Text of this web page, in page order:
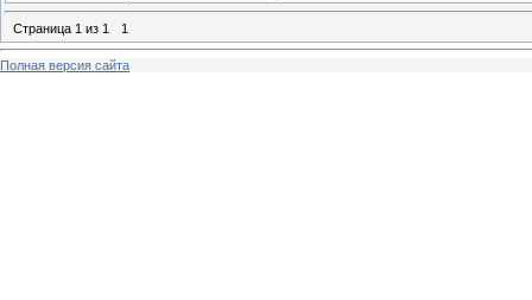
Страница 1 из 1 1
Полная версия сайта